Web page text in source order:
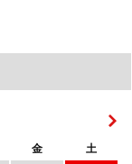
金
土